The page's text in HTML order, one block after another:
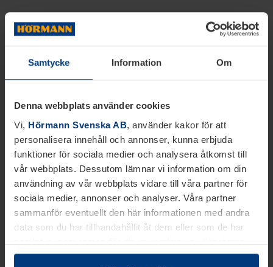
Samtycke Information Om
Denna webbplats använder cookies
Vi, Hörmann Svenska AB, använder kakor för att
personalisera innehåll och annonser, kunna erbjuda
funktioner för sociala medier och analysera åtkomst till
vår webbplats. Dessutom lämnar vi information om din
användning av vår webbplats vidare till våra partner för
sociala medier, annonser och analyser. Våra partner
sammanför eventuellt den här informationen med andra
data som du har tillhandahållit åt dem eller som de har
samlat in inom ramen för din användning av tjänsterna.
Juridiskt kan vi lagra kakor på din enhet, om de är